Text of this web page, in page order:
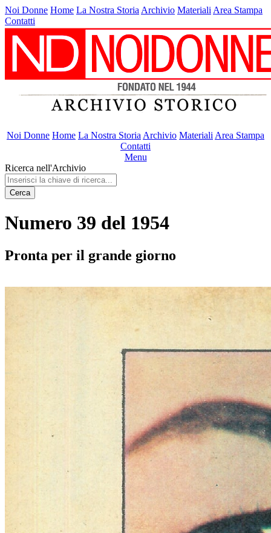
Noi Donne Home La Nostra Storia Archivio Materiali Area Stampa
Contatti
Noi Donne Home La Nostra Storia Archivio Materiali Area Stampa
Contatti
Menu
Ricerca nell'Archivio
Cerca
Numero 39 del 1954
Pronta per il grande giorno